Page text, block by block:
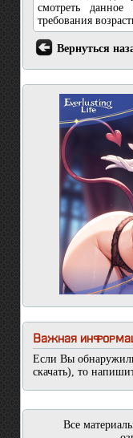
смотреть данное
требования
Вернуться
Важная
Если Вы
скачать), то
Все